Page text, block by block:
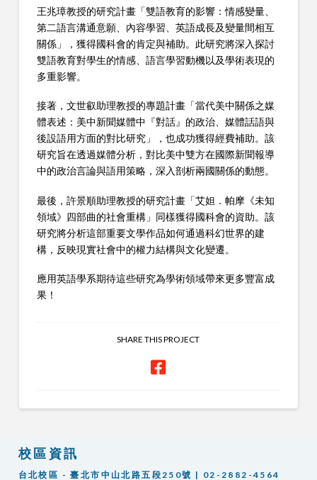
王兆璋教授的研究計畫「雙語教育的影響：情感變量、
第二語言溝通意願、內容學習、英語成長及變量間相互
關係」，獲得國科會的肯定與補助。此研究將深入探討
雙語教育對學生的情感、語言學習動機以及學術表現的
多重影響。
接著，文世叡助理教授的專題計畫「當代美中關係之媒
體表述：美中新聞媒體中『對話』的政治、媒體話語與
後設語用方面的對比研究」，也成功獲得經費補助。該
研究旨在透過媒體分析，對比美中雙方在國際新聞報導
中的政治言論與語用策略，深入剖析兩國關係的動態。
最後，許景順助理教授的研究計畫「艾妲．帕摩《未知
領域》四部曲的社會重構」同樣獲得國科會的資助。該
研究將分析這部重要文學作品如何通過科幻世界的建
構，反映現實社會中的權力結構與文化變遷。
應用英語學系期待這些研究為學術領域帶來更多豐富成
果！
SHARE THIS PROJECT
校區資訊
台北校區 - 臺北市中山北路五段250號 | 02-2882-4564